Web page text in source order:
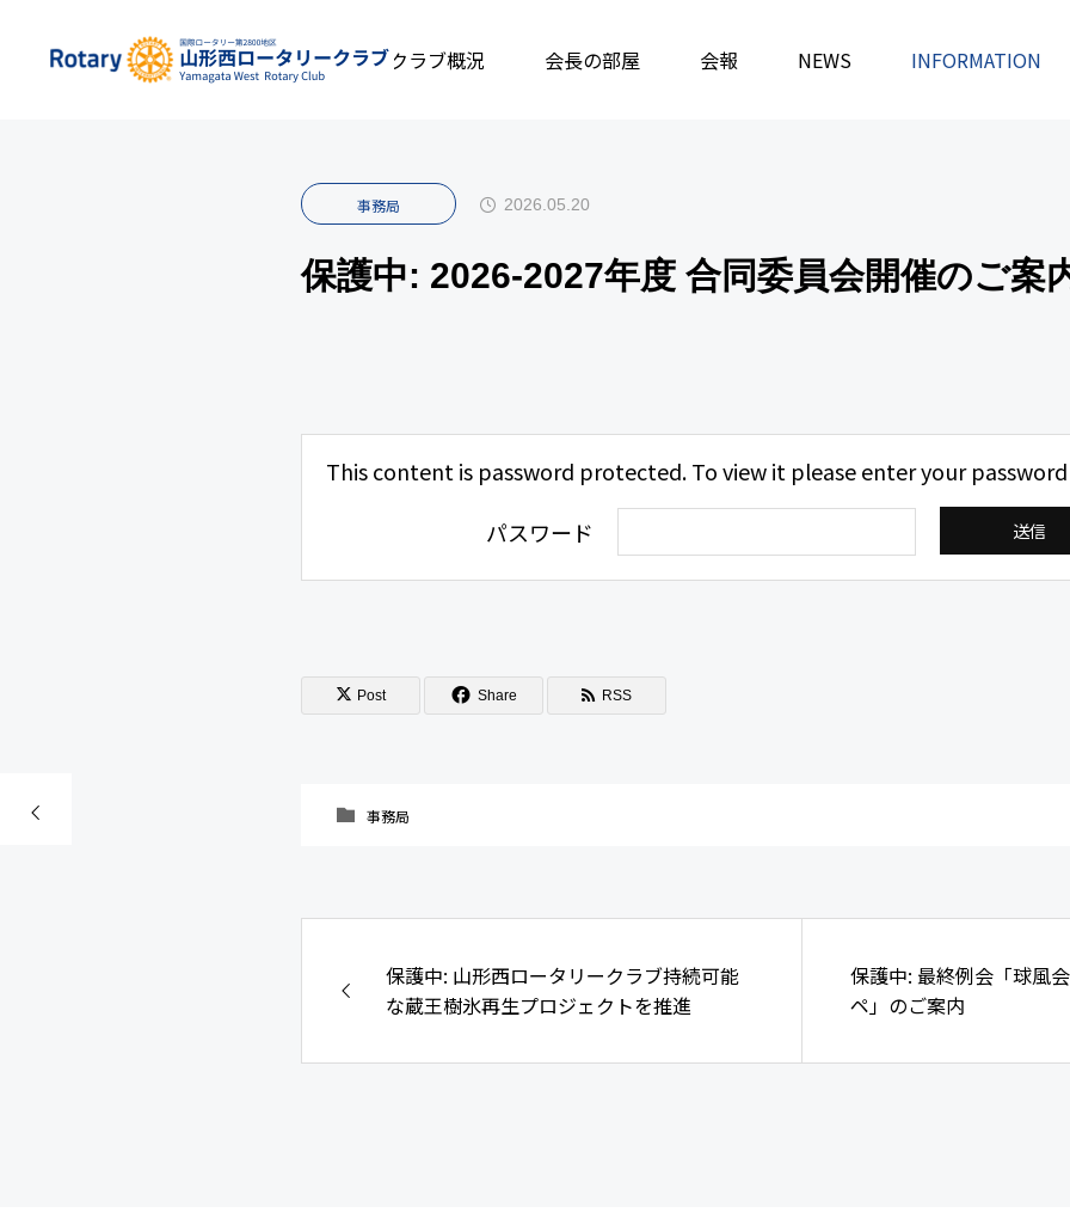
私たちについて クラブ概況 会長の部屋 会報 NEWS INFORMATION
INFOMATION 事務局 保護中: 2026-2027年度 合同委員会開催のご案内
事務局 2026.05.20
保護中: 2026-2027年度 合同委員会開催のご案
This content is password protected. To view it please enter your
パスワード
Post Share RSS
事務局
保護中: 山形西ロータリークラブ持続可能
な蔵王樹氷再生プロジェクトを推進
保護中: 最終例会「球風
ペ」のご案内